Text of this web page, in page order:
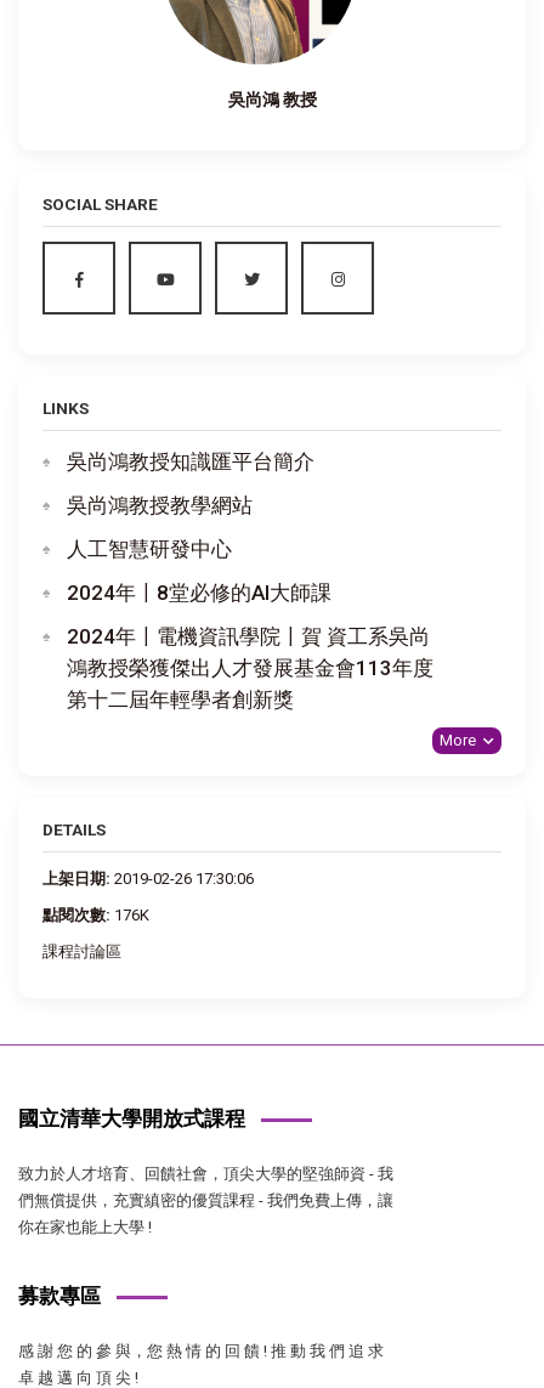
吳尚鴻 教授
SOCIAL SHARE
LINKS
吳尚鴻教授知識匯平台簡介
吳尚鴻教授教學網站
人工智慧研發中心
2024年〡8堂必修的AI大師課
2024年〡電機資訊學院〡賀 資工系吳尚
鴻教授榮獲傑出人才發展基金會113年度
第十二屆年輕學者創新獎
More
DETAILS
上架日期: 2019-02-26 17:30:06
點閱次數: 176K
課程討論區
國立清華大學開放式課程
致力於人才培育、回饋社會，頂尖大學的堅強師資 - 我
們無償提供，充實縝密的優質課程 - 我們免費上傳，讓
你在家也能上大學 !
募款專區
感 謝 您 的 參 與，您 熱 情 的 回 饋 ! 推 動 我 們 追 求
卓 越 邁 向 頂 尖 !